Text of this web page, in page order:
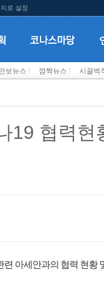
로 설정
보뉴스 깜짝뉴스 시끌벅
19 협력현
아세안과의 협력 현황